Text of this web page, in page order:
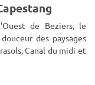
de Beziers, le
des paysages
Canal du midi et